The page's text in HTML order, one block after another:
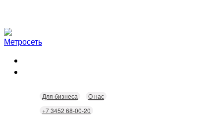
Для бизнеса
О нас
+7 3452 68-00-20